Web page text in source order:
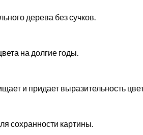
дерева без сучков.
на долгие годы.
и придает выразительность
сохранности картины.